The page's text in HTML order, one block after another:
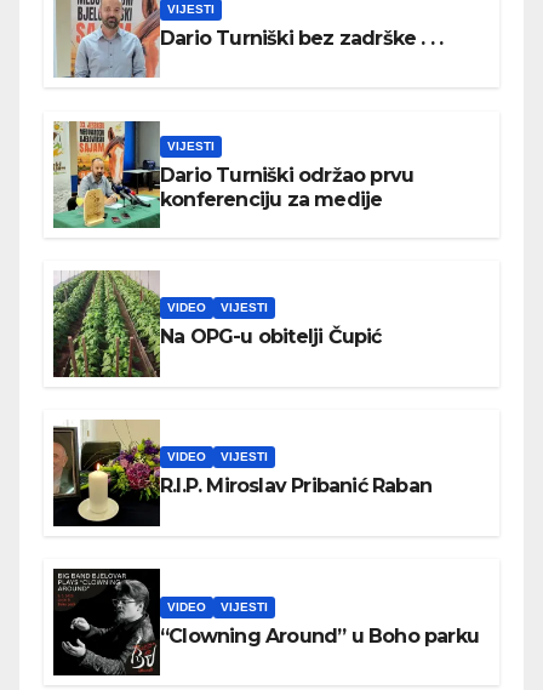
VIJESTI
Dario Turniški bez zadrške . . .
VIJESTI
Dario Turniški održao prvu
konferenciju za medije
VIDEO VIJESTI
Na OPG-u obitelji Čupić
VIDEO VIJESTI
R.I.P. Miroslav Pribanić Raban
VIDEO VIJESTI
“Clowning Around” u Boho parku